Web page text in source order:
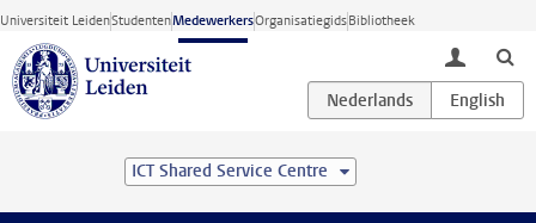
Ga direct naar de inhoud
Universiteit LeidenStudentenMedewerkersOrganisatiegidsBibliotheek
toggle
ICT Shared Service Centre